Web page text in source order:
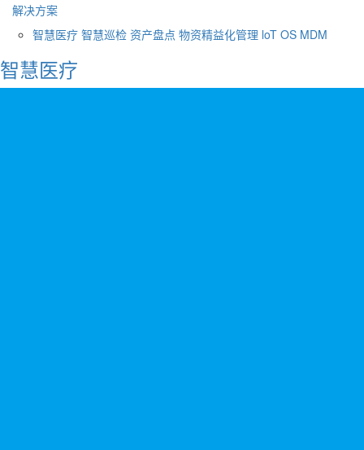
解决方案
智慧医疗 智慧巡检 资产盘点 物资精益化管理 loT OS MDM
智慧医疗